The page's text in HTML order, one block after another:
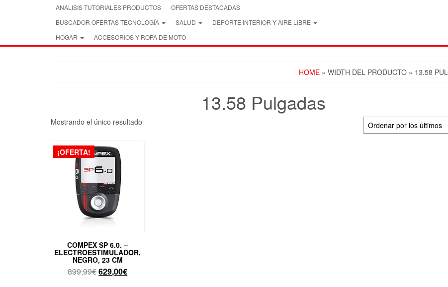
ANALISIS TUTORIALES PRODUCTOS
OFERTAS DESTACADAS
BUSCADOR OFERTAS TECNOLOGÍA
SALUD
DEPORTE INTERIOR Y AIRE LIBRE
HOGAR
ACCESORIOS Y ROPA DE MOTO
HOME » WIDTH DEL PRODUCTO » 13.58
13.58 Pulgadas
Mostrando el único resultado
¡OFERTA!
COMPEX SP 6.0. –
ELECTROESTIMULADOR,
NEGRO, 23 CM
899,99€El
629,00€El